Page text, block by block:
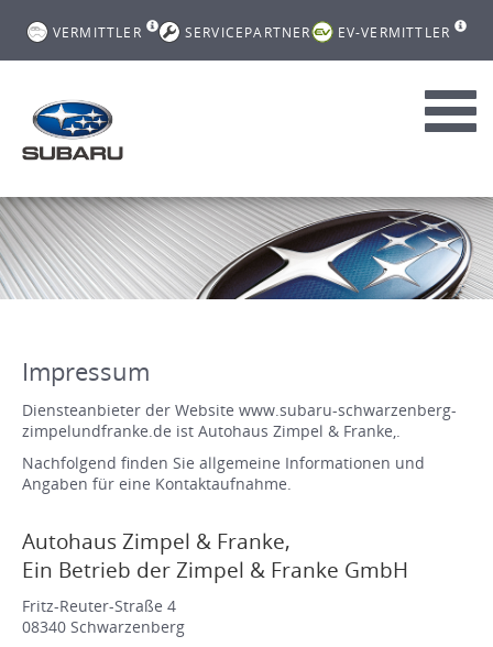
VERMITTLER SERVICEPARTNER EV-VERMITTLER
Impressum
Diensteanbieter der Website www.subaru-schwarzenberg-
zimpelundfranke.de ist Autohaus Zimpel & Franke,.
Nachfolgend finden Sie allgemeine Informationen und
Angaben für eine Kontaktaufnahme.
Autohaus Zimpel & Franke,
Ein Betrieb der Zimpel & Franke GmbH
Fritz-Reuter-Straße 4
08340 Schwarzenberg